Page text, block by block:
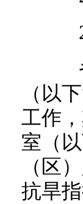
省
（以
工作
室（
（区
抗旱